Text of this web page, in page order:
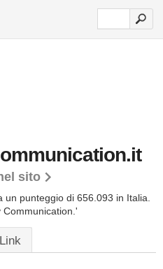
sito
punteggio di 656.093 in Italia.
Communication.'
Link